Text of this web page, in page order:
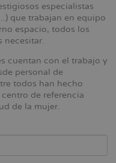
especialistas
que trabajan en equipo
espacio, todos los
necesitar.
cuentan con el trabajo y
personal de
todos han hecho
de referencia
de la mujer.